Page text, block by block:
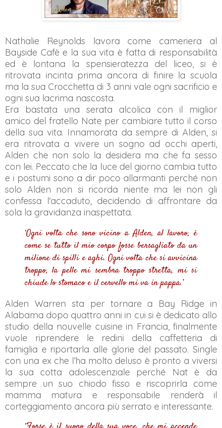
Nathalie Reynolds lavora come cameriera al
Bayside Cafè e la sua vita è fatta di responsabilità
ed è lontana la spensieratezza del liceo, si è
ritrovata incinta prima ancora di finire la scuola
ma la sua Crocchetta di 3 anni vale ogni sacrificio e
ogni sua lacrima nascosta.
Era bastata una serata alcolica con il miglior
amico del fratello Nate per cambiare tutto il corso
della sua vita. Innamorata da sempre di Alden, si
era ritrovata a vivere un sogno ad occhi aperti,
Alden che non solo la desidera ma che fa sesso
con lei. Peccato che la luce del giorno cambia tutto
e i postumi sono a dir poco allarmanti perché non
solo Alden non si ricorda niente ma lei non gli
confessa l'accaduto, decidendo di affrontare da
sola la gravidanza inaspettata.
‘Ogni volta che sono vicino a Alden, al lavoro, è
come se tutto il mio corpo fosse bersagliato da un
milione di spilli e aghi. Ogni volta che si avvicina
troppo, la pelle mi sembra troppo stretta, mi si
chiude lo stomaco e il cervello mi va in pappa.’
Alden Warren sta per tornare a Bay Ridge in
Alabama dopo quattro anni in cui si è dedicato allo
studio della nouvelle cuisine in Francia, finalmente
vuole riprendere le redini della caffetteria di
famiglia e riportarla alle glorie del passato. Single
con una ex che l’ha molto deluso è pronto a viversi
la sua cotta adolescenziale perché Nat è da
sempre un suo chiodo fisso e riscoprirla come
mamma matura e responsabile renderà il
corteggiamento ancora più serrato e interessante.